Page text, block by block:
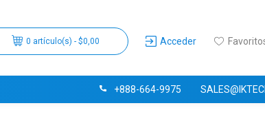
Acceder
0 artículo(s) - $0,00
+888-664-9975